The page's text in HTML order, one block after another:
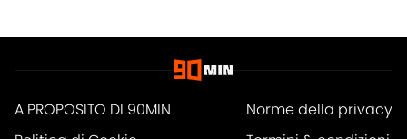
A PROPOSITO DI 90MIN
Norme della privacy